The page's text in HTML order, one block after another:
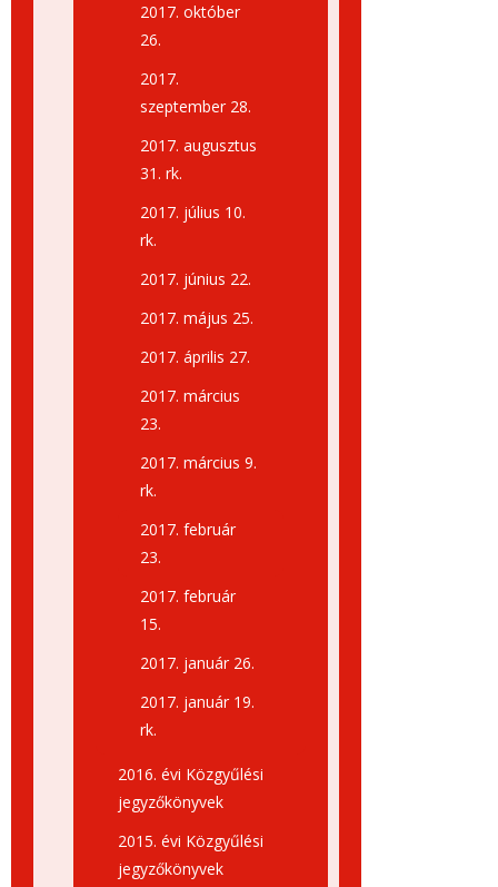
2017. október
26.
2017.
szeptember 28.
2017. augusztus
31. rk.
2017. július 10.
rk.
2017. június 22.
2017. május 25.
2017. április 27.
2017. március
23.
2017. március 9.
rk.
2017. február
23.
2017. február
15.
2017. január 26.
2017. január 19.
rk.
2016. évi Közgyűlési
jegyzőkönyvek
2015. évi Közgyűlési
jegyzőkönyvek